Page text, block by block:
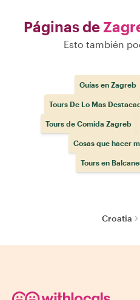
Páginas de
Esto también
Guías en Zagreb
Tours De Lo Mas
Tours de Comida Zagreb
Cosas que hacer
Tours en
Croatia